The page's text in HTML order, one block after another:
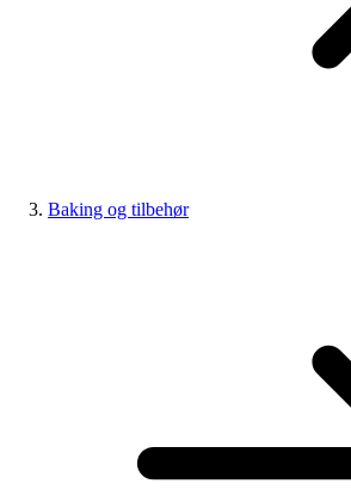
Baking og tilbehør